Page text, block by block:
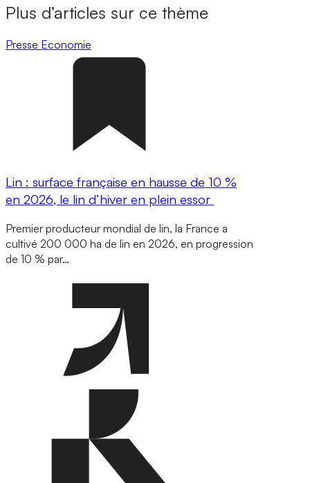
Plus d’articles sur ce thème
Presse Economie
Lin : surface française en hausse de 10 %
en 2026, le lin d’hiver en plein essor
Premier producteur mondial de lin, la France a
cultivé 200 000 ha de lin en 2026, en progression
de 10 % par…